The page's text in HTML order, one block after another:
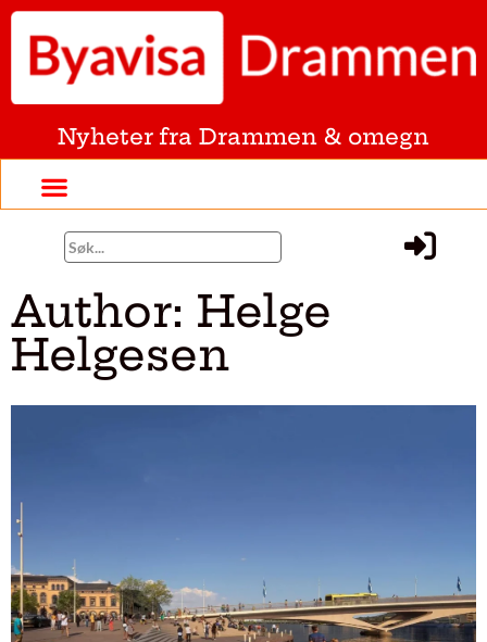
Nyheter fra Drammen & omegn
Author: Helge
Helgesen